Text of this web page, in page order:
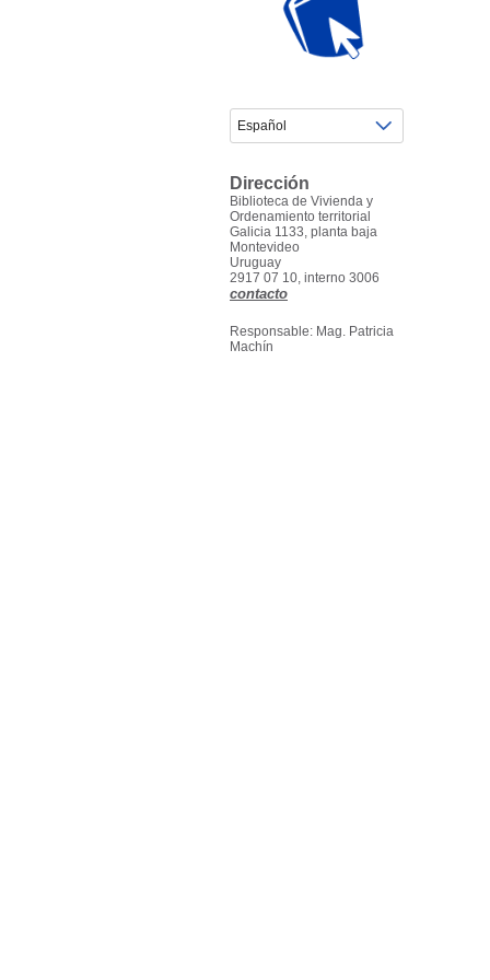
Dirección
Biblioteca de Vivienda y
Ordenamiento territorial
Galicia 1133, planta baja
Montevideo
Uruguay
2917 07 10, interno 3006
contacto
Responsable: Mag. Patricia
Machín